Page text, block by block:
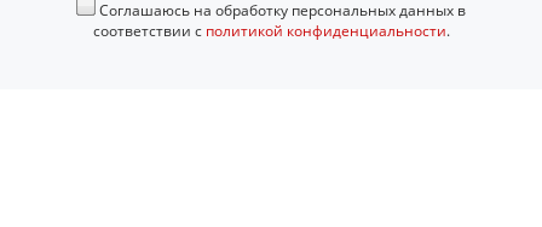
Соглашаюсь на обработку персональных данных в
соответствии с политикой конфиденциальности.